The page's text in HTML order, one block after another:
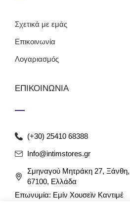
Σχετικά με εμάς
Επικοινωνία
Λογαριασμός
ΕΠΙΚΟΙΝΩΝΙΑ
(+30) 25410 68388
Info@intimstores.gr
Σμηναγού Μητράκη 27, Ξάνθη,
67100, Ελλάδα
Επωνυμία: Εμίν Χουσεϊν Καντιμέ